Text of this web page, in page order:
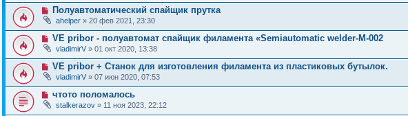
Полуавтоматический спайщик прутка
ahelper » 20 фев 2021, 23:30
VE pribor - полуавтомат спайщик филамента «Semiautomatic welder-M-002
vladimirV » 01 окт 2020, 13:38
VE pribor + Станок для изготовления филамента из пластиковых бутылок.
vladimirV » 07 июн 2020, 07:53
чтото поломалось
stalkerazov » 11 ноя 2023, 22:12